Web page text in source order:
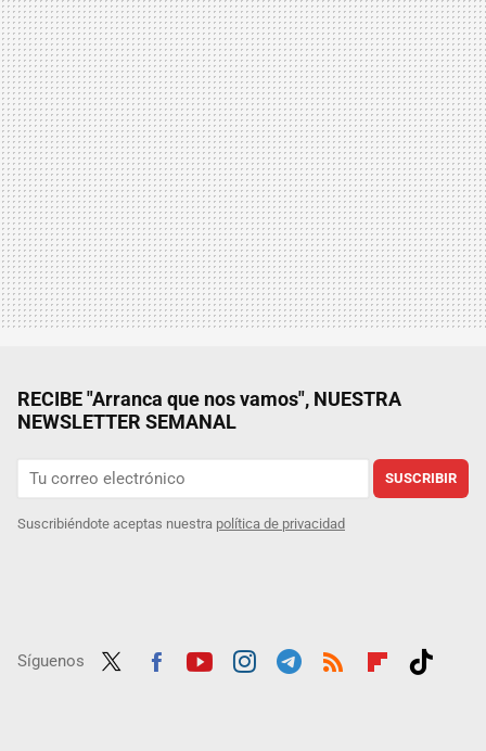
RECIBE "Arranca que nos vamos", NUESTRA
NEWSLETTER SEMANAL
SUSCRIBIR
Suscribiéndote aceptas nuestra política de privacidad
Síguenos